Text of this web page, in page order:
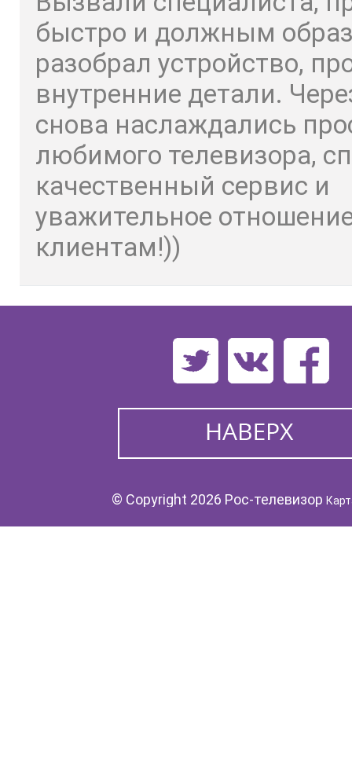
быстро и должным
разобрал устройство,
внутренние детали.
снова наслаждались
любимого телевизора,
качественный сервис и
уважительное
клиентам!))
© Copyright 2026 Рос-телевизор